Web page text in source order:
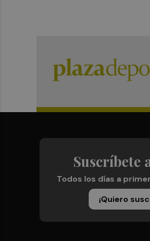
Suscríbete
Todos los días a
¡Quiero